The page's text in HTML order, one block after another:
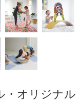
・オリジナル